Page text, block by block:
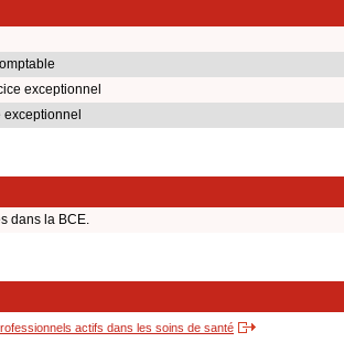
exceptionnel
dans la BCE.
actifs dans les soins de santé